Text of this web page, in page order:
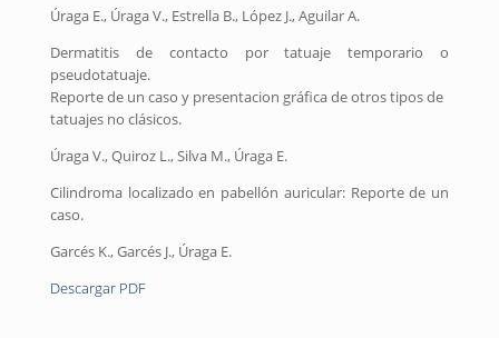
Úraga E., Úraga V., Estrella B., López J., Aguilar A.
Dermatitis de contacto por tatuaje temporario o
pseudotatuaje.
Reporte de un caso y presentacion gráfica de otros tipos de
tatuajes no clásicos.
Úraga V., Quiroz L., Silva M., Úraga E.
Cilindroma localizado en pabellón auricular: Reporte de un
caso.
Garcés K., Garcés J., Úraga E.
Descargar PDF